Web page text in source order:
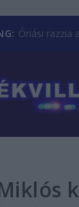
Óriási razzia